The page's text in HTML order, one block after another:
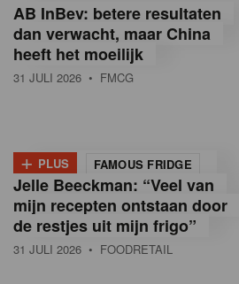
a
n
B
e
AB InBev: betere resultaten
dan verwacht, maar China
heeft het moeilijk
31 JULI 2026 • FMCG
+ PLUS FAMOUS FRIDGE
Jelle Beeckman: “Veel van
mijn recepten ontstaan door
de restjes uit mijn frigo”
31 JULI 2026 • FOODRETAIL